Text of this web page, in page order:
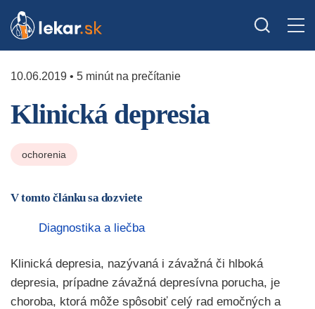
10.06.2019 • 5 minút na prečítanie
Klinická depresia
ochorenia
V tomto článku sa dozviete
Diagnostika a liečba
Klinická depresia, nazývaná i závažná či hlboká
depresia, prípadne závažná depresívna porucha, je
choroba, ktorá môže spôsobiť celý rad emočných a